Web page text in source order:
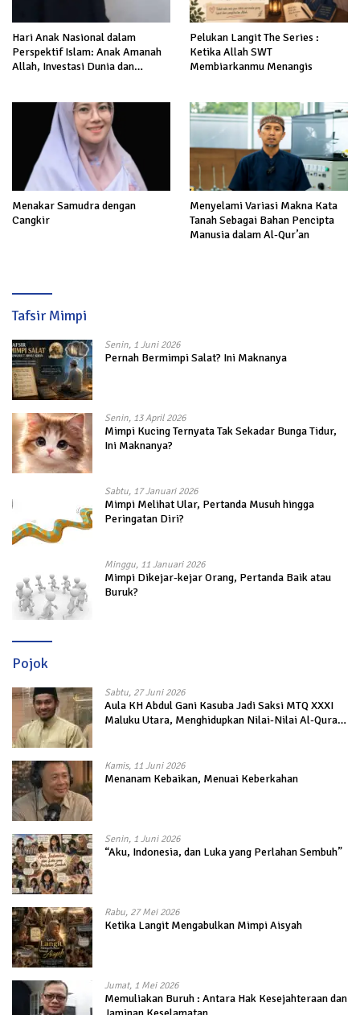
Hari Anak Nasional dalam
Perspektif Islam: Anak Amanah
Allah, Investasi Dunia dan
Pelukan Langit The Series :
Ketika Allah SWT
Membiarkanmu Menangis
Menakar Samudra dengan
Cangkir
Menyelami Variasi Makna Kata
Tanah Sebagai Bahan Pencipta
Manusia dalam Al-Qur’an
Tafsir Mimpi
Senin, 1 Juni 2026
Pernah Bermimpi Salat? Ini Maknanya
Senin, 13 April 2026
Mimpi Kucing Ternyata Tak Sekadar Bunga Tidur,
Ini Maknanya?
Sabtu, 17 Januari 2026
Mimpi Melihat Ular, Pertanda Musuh hingga
Peringatan Diri?
Minggu, 11 Januari 2026
Mimpi Dikejar-kejar Orang, Pertanda Baik atau
Buruk?
Pojok
Sabtu, 27 Juni 2026
Aula KH Abdul Gani Kasuba Jadi Saksi MTQ XXXI
Maluku Utara, Menghidupkan Nilai-Nilai Al-Quran
Kamis, 11 Juni 2026
Menanam Kebaikan, Menuai Keberkahan
Senin, 1 Juni 2026
“Aku, Indonesia, dan Luka yang Perlahan Sembuh”
Rabu, 27 Mei 2026
Ketika Langit Mengabulkan Mimpi Aisyah
Jumat, 1 Mei 2026
Memuliakan Buruh : Antara Hak Kesejahteraan dan